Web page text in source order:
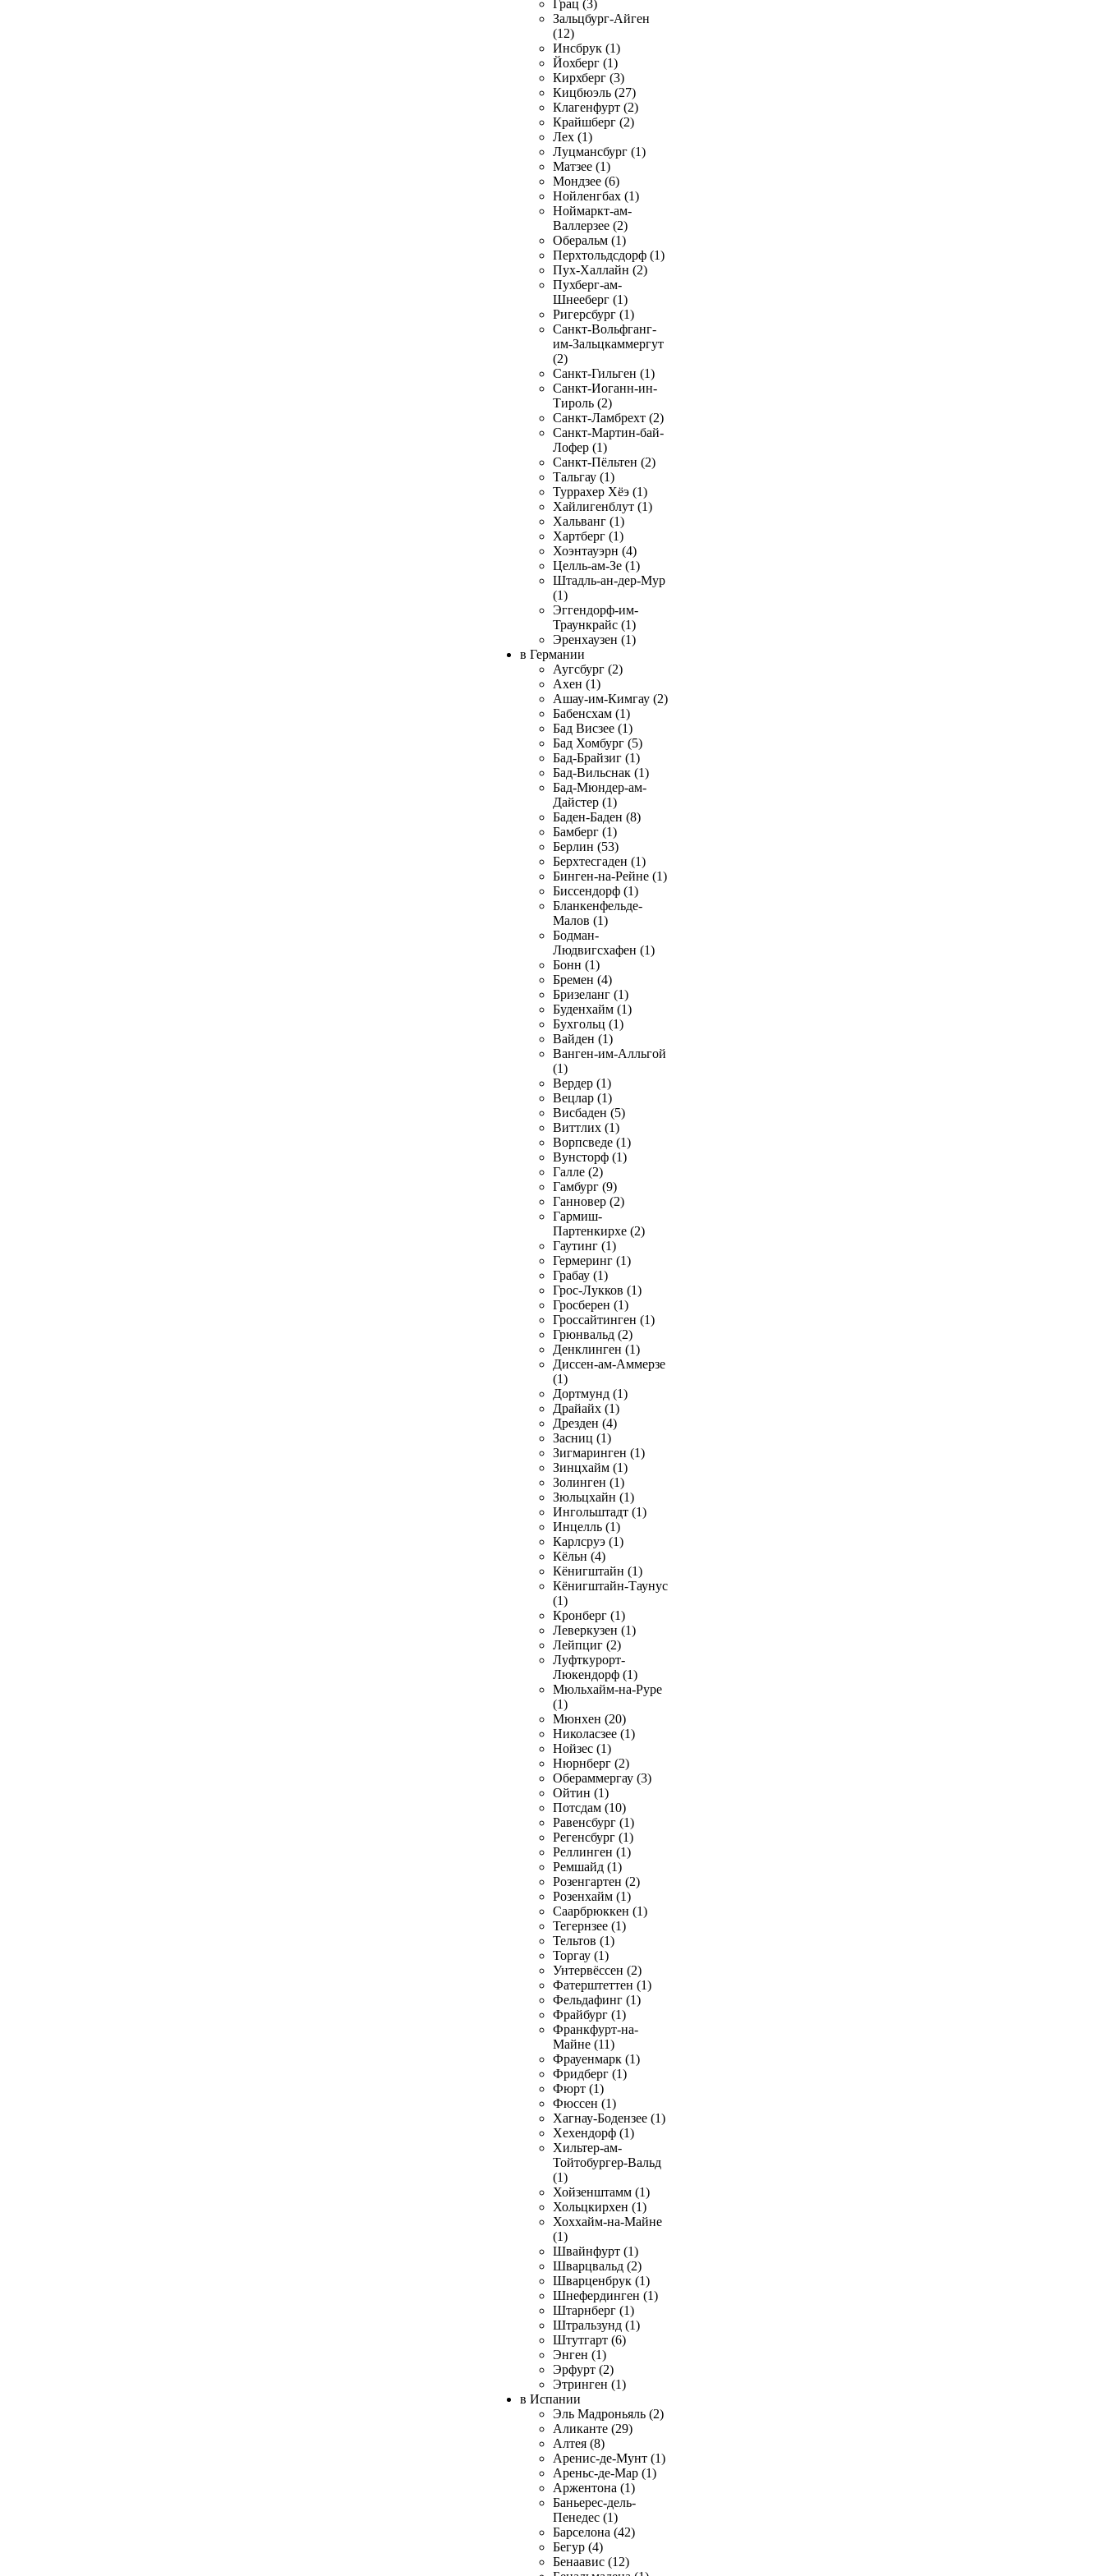
Грац (3)
Зальцбург-Айген
(12)
Инсбрук (1)
Йохберг (1)
Кирхберг (3)
Кицбюэль (27)
Клагенфурт (2)
Крайшберг (2)
Лех (1)
Луцмансбург (1)
Матзее (1)
Мондзее (6)
Нойленгбах (1)
Ноймаркт-ам-
Валлерзее (2)
Оберальм (1)
Перхтольдсдорф (1)
Пух-Халлайн (2)
Пухберг-ам-
Шнееберг (1)
Ригерсбург (1)
Санкт-Вольфганг-
им-Зальцкаммергут
(2)
Санкт-Гильген (1)
Санкт-Иоганн-ин-
Тироль (2)
Санкт-Ламбрехт (2)
Санкт-Мартин-бай-
Лофер (1)
Санкт-Пёльтен (2)
Тальгау (1)
Туррахер Хёэ (1)
Хайлигенблут (1)
Хальванг (1)
Хартберг (1)
Хоэнтауэрн (4)
Целль-ам-Зе (1)
Штадль-ан-дер-Мур
(1)
Эггендорф-им-
Траункрайс (1)
Эренхаузен (1)
в Германии
Аугсбург (2)
Ахен (1)
Ашау-им-Кимгау (2)
Бабенсхам (1)
Бад Висзее (1)
Бад Хомбург (5)
Бад-Брайзиг (1)
Бад-Вильснак (1)
Бад-Мюндер-ам-
Дайстер (1)
Баден-Баден (8)
Бамберг (1)
Берлин (53)
Берхтесгаден (1)
Бинген-на-Рейне (1)
Биссендорф (1)
Бланкенфельде-
Малов (1)
Бодман-
Людвигсхафен (1)
Бонн (1)
Бремен (4)
Бризеланг (1)
Буденхайм (1)
Бухгольц (1)
Вайден (1)
Ванген-им-Алльгой
(1)
Вердер (1)
Вецлар (1)
Висбаден (5)
Виттлих (1)
Ворпсведе (1)
Вунсторф (1)
Галле (2)
Гамбург (9)
Ганновер (2)
Гармиш-
Партенкирхе (2)
Гаутинг (1)
Гермеринг (1)
Грабау (1)
Грос-Лукков (1)
Гросберен (1)
Гроссайтинген (1)
Грюнвальд (2)
Денклинген (1)
Диссен-ам-Аммерзе
(1)
Дортмунд (1)
Драйайх (1)
Дрезден (4)
Засниц (1)
Зигмаринген (1)
Зинцхайм (1)
Золинген (1)
Зюльцхайн (1)
Ингольштадт (1)
Инцелль (1)
Карлсруэ (1)
Кёльн (4)
Кёнигштайн (1)
Кёнигштайн-Таунус
(1)
Кронберг (1)
Леверкузен (1)
Лейпциг (2)
Луфткурорт-
Люкендорф (1)
Мюльхайм-на-Руре
(1)
Мюнхен (20)
Николасзее (1)
Нойзес (1)
Нюрнберг (2)
Обераммергау (3)
Ойтин (1)
Потсдам (10)
Равенсбург (1)
Регенсбург (1)
Реллинген (1)
Ремшайд (1)
Розенгартен (2)
Розенхайм (1)
Саарбрюккен (1)
Тегернзее (1)
Тельтов (1)
Торгау (1)
Унтервёссен (2)
Фатерштеттен (1)
Фельдафинг (1)
Фрайбург (1)
Франкфурт-на-
Майне (11)
Фрауенмарк (1)
Фридберг (1)
Фюрт (1)
Фюссен (1)
Хагнау-Бодензее (1)
Хехендорф (1)
Хильтер-ам-
Тойтобургер-Вальд
(1)
Хойзенштамм (1)
Хольцкирхен (1)
Хоххайм-на-Майне
(1)
Швайнфурт (1)
Шварцвальд (2)
Шварценбрук (1)
Шнефердинген (1)
Штарнберг (1)
Штральзунд (1)
Штутгарт (6)
Энген (1)
Эрфурт (2)
Этринген (1)
в Испании
Эль Мадроньяль (2)
Аликанте (29)
Алтея (8)
Аренис-де-Мунт (1)
Ареньс-де-Мар (1)
Аржентона (1)
Баньерес-дель-
Пенедес (1)
Барселона (42)
Бегур (4)
Бенаавис (12)